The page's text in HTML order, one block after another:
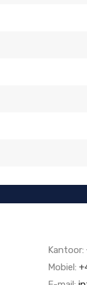
Kantoor:
Mobiel: